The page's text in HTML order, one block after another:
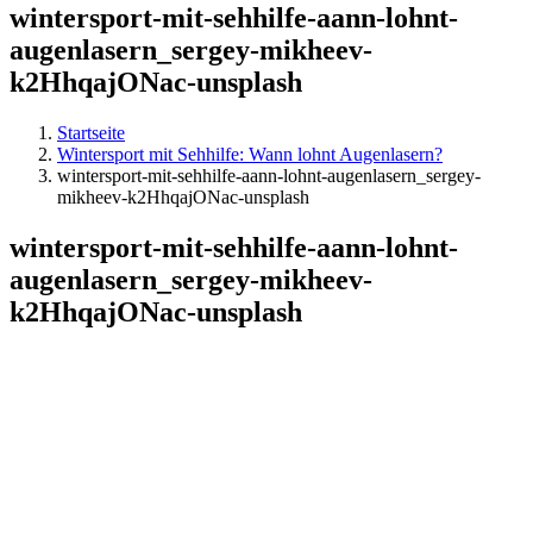
wintersport-mit-sehhilfe-aann-lohnt-
augenlasern_sergey-mikheev-
k2HhqajONac-unsplash
Startseite
Wintersport mit Sehhilfe: Wann lohnt Augenlasern?
wintersport-mit-sehhilfe-aann-lohnt-augenlasern_sergey-
mikheev-k2HhqajONac-unsplash
wintersport-mit-sehhilfe-aann-lohnt-
augenlasern_sergey-mikheev-
k2HhqajONac-unsplash